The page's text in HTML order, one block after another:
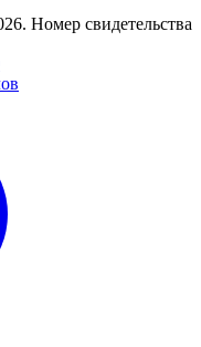
Номер свидетельства